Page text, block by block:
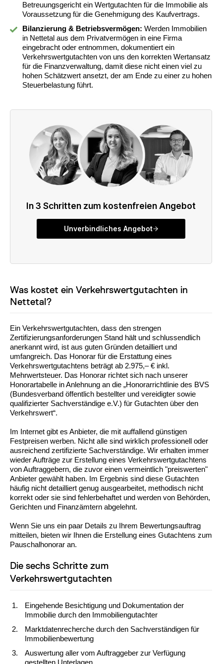
Betreuungsgericht ein Wertgutachten für die Immobilie als
Voraussetzung für die Genehmigung des Kaufvertrags.
Bilanzierung & Betriebsvermögen: Werden Immobilien
in Nettetal aus dem Privatvermögen in eine Firma
eingebracht oder entnommen, dokumentiert ein
Verkehrswertgutachten von uns den korrekten Wertansatz
für die Finanzverwaltung, damit diese nicht einen viel zu
hohen Schätzwert ansetzt, der am Ende zu einer zu hohen
Steuerbelastung führt.
Was kostet ein Verkehrswertgutachten in
Nettetal?
Ein Verkehrswertgutachten, dass den strengen
Zertifizierungsanforderungen Stand hält und schlussendlich
anerkannt wird, ist aus guten Gründen detailliert und
umfangreich. Das Honorar für die Erstattung eines
Verkehrswertgutachtens beträgt ab 2.975,– € inkl.
Mehrwertsteuer. Das Honorar richtet sich nach unserer
Honorartabelle in Anlehnung an die „Honorarrichtlinie des BVS
(Bundesverband öffentlich bestellter und vereidigter sowie
qualifizierter Sachverständige e.V.) für Gutachten über den
Verkehrswert“.
Im Internet gibt es Anbieter, die mit auffallend günstigen
Festpreisen werben. Nicht alle sind wirklich professionell oder
ausreichend zertifizierte Sachverständige. Wir erhalten immer
wieder Aufträge zur Erstellung eines Verkehrswertgutachtens
von Auftraggebern, die zuvor einen vermeintlich "preiswerten"
Anbieter gewählt haben. Im Ergebnis sind diese Gutachten
häufig nicht detailliert genug ausgearbeitet, methodisch nicht
korrekt oder sie sind fehlerbehaftet und werden von Behörden,
Gerichten und Finanzämtern abgelehnt.
Wenn Sie uns ein paar Details zu Ihrem Bewertungsauftrag
mitteilen, bieten wir Ihnen die Erstellung eines Gutachtens zum
Pauschalhonorar an.
Die sechs Schritte zum
Verkehrswertgutachten
Eingehende Besichtigung und Dokumentation der
Immobilie durch den Immobiliengutachter
Marktdatenrecherche durch den Sachverständigen für
Immobilienbewertung
Auswertung aller vom Auftraggeber zur Verfügung
gestellten Unterlagen